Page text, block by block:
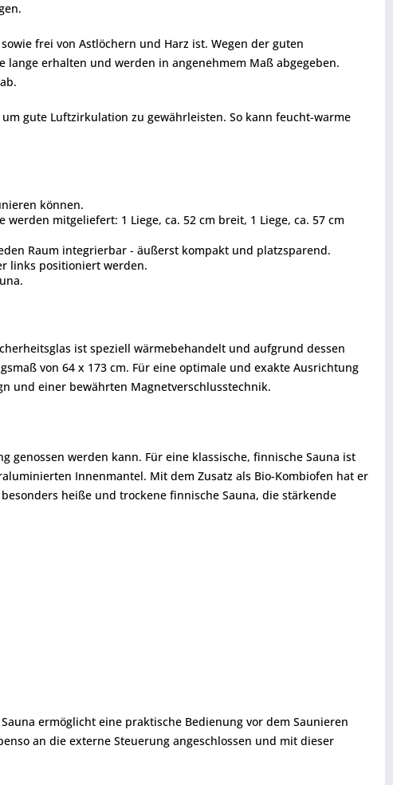
frei von Astlöchern und Harz ist. Wegen der guten
erhalten und werden in angenehmem Maß abgegeben.
gute Luftzirkulation zu gewährleisten. So kann feucht-warme
können.
mitgeliefert: 1 Liege, ca. 52 cm breit, 1 Liege, ca. 57 cm
Raum integrierbar - äußerst kompakt und platzsparend.
links positioniert werden.
ist speziell wärmebehandelt und aufgrund dessen
von 64 x 173 cm. Für eine optimale und exakte Ausrichtung
und einer bewährten Magnetverschlusstechnik.
genossen werden kann. Für eine klassische, finnische Sauna ist
Innenmantel. Mit dem Zusatz als Bio-Kombiofen hat er
heiße und trockene finnische Sauna, die stärkende
ermöglicht eine praktische Bedienung vor dem Saunieren
an die externe Steuerung angeschlossen und mit dieser